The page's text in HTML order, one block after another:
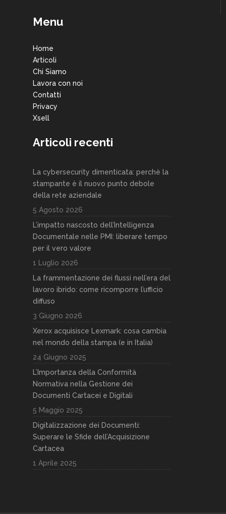
Menu
Home
Articoli
Chi Siamo
Lavora con noi
Contatti
Privacy
Xsell
Articoli recenti
La cybersecurity dimenticata: perchè la
stampante è il nuovo punto debole
della rete aziendale
5 Agosto 2026
L’impatto nascosto dell’Intelligenza
Documentale nelle PMI: liberare tempo
per il vero valore
1 Luglio 2026
La frammentazione dei flussi nell’era del
lavoro ibrido: come ricomporre l’ufficio
diffuso
3 Giugno 2026
Xerox acquisisce Lexmark: cosa cambia
nel mondo della stampa (e in Italia)
24 Giugno 2025
L’Importanza della Conformità
Normativa nella Gestione dei
Documenti Cartacei e Digitali
5 Maggio 2025
Digitalizzazione dei Documenti:
Superare le Sfide dell’Acquisizione
Cartacea
1 Aprile 2025